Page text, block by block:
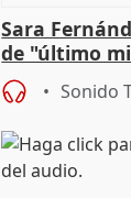
Sara
de "último
Sonido